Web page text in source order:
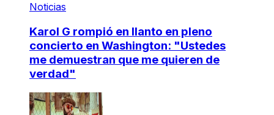
Noticias
Karol G rompió en llanto en pleno
concierto en Washington: "Ustedes
me demuestran que me quieren de
verdad"